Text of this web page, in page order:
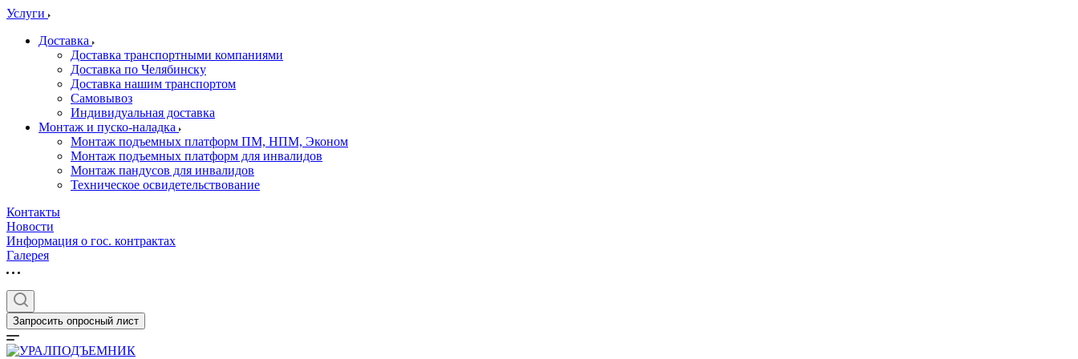
Услуги
Доставка
Доставка транспортными компаниями
Доставка по Челябинску
Доставка нашим транспортом
Самовывоз
Индивидуальная доставка
Монтаж и пуско-наладка
Монтаж подъемных платформ ПМ, НПМ, Эконом
Монтаж подъемных платформ для инвалидов
Монтаж пандусов для инвалидов
Техническое освидетельствование
Контакты
Новости
Информация о гос. контрактах
Галерея
Запросить опросный лист